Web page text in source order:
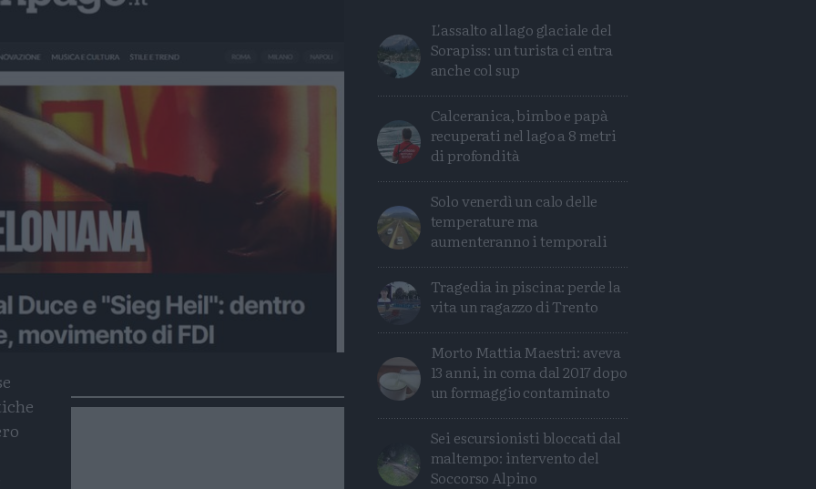
L'assalto al lago glaciale del
Sorapiss: un turista ci entra
anche col sup
Calceranica, bimbo e papà
recuperati nel lago a 8 metri
di profondità
Solo venerdì un calo delle
temperature ma
aumenteranno i temporali
Tragedia in piscina: perde la
vita un ragazzo di Trento
Morto Mattia Maestri: aveva
13 anni, in coma dal 2017 dopo
un formaggio contaminato
Sei escursionisti bloccati dal
maltempo: intervento del
Soccorso Alpino